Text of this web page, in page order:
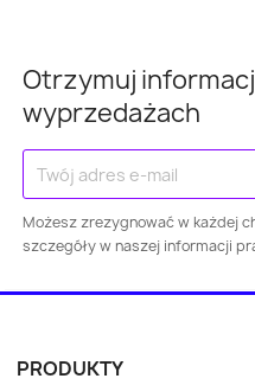
Warszawa
Katowice
Otrzymuj
wyprzedażach
Możesz zrezygnować w każdej
szczegóły w naszej informacji
PRODUKTY